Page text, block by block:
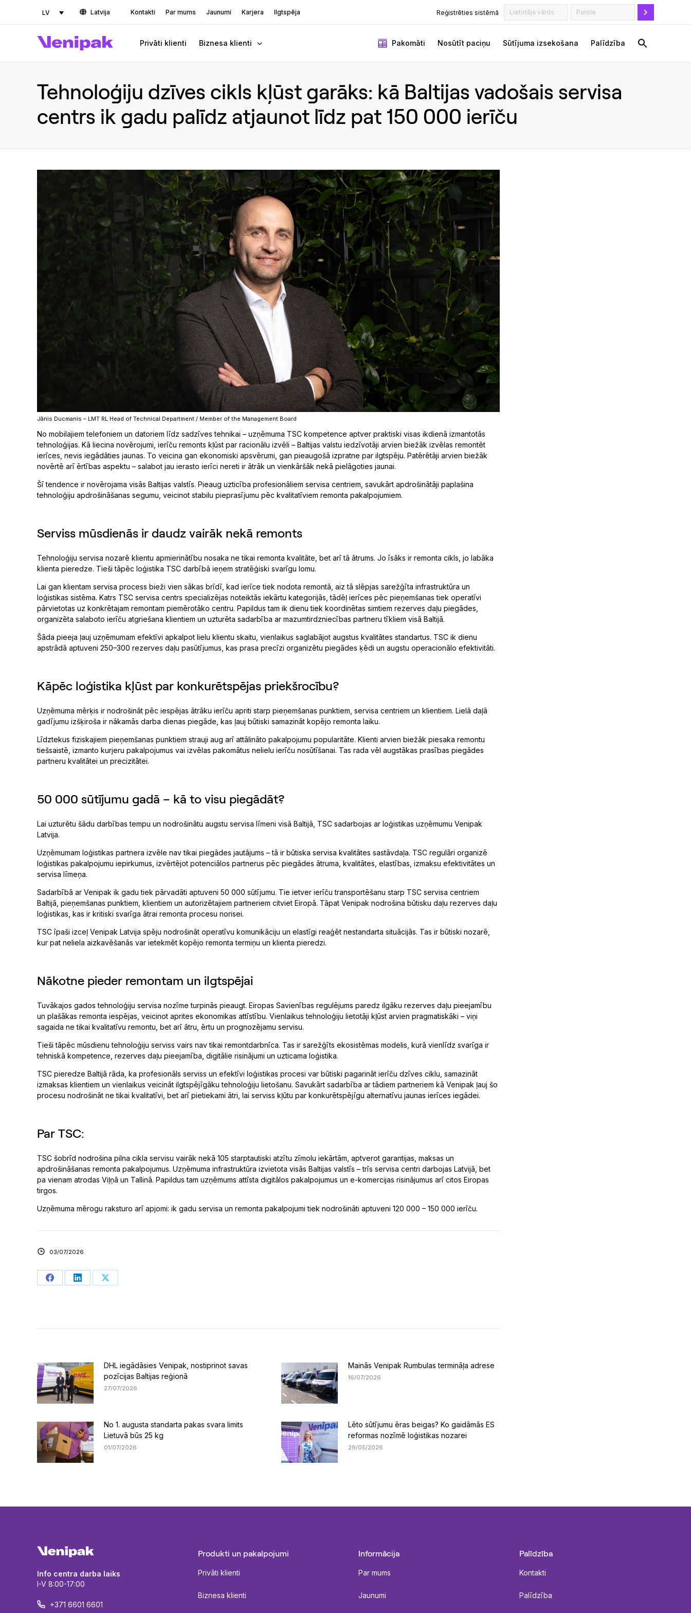
LV Latvija Kontakti Par mums Jaunumi Karjera Ilgtspēja Reģistrēties sistēmā
Privāti klienti Biznesa klienti Pakomāti Nosūtīt paciņu Sūtījuma izsekošana Palīdzība
Tehnoloģiju dzīves cikls kļūst garāks: kā Baltijas vadošais servisa
centrs ik gadu palīdz atjaunot līdz pat 150 000 ierīču
Jānis Ducmanis – LMT RL Head of Technical Department / Member of the Management Board
No mobilajiem telefoniem un datoriem līdz sadzīves tehnikai – uzņēmuma TSC kompetence aptver praktiski visas ikdienā izmantotās
tehnoloģijas. Kā liecina novērojumi, ierīču remonts kļūst par racionālu izvēli – Baltijas valstu iedzīvotāji arvien biežāk izvēlas remontēt
ierīces, nevis iegādāties jaunas. To veicina gan ekonomiski apsvērumi, gan pieaugošā izpratne par ilgtspēju. Patērētāji arvien biežāk
novērtē arī ērtības aspektu – salabot jau ierasto ierīci nereti ir ātrāk un vienkāršāk nekā pielāgoties jaunai.
Šī tendence ir novērojama visās Baltijas valstīs. Pieaug uzticība profesionāliem servisa centriem, savukārt apdrošinātāji paplašina
tehnoloģiju apdrošināšanas segumu, veicinot stabilu pieprasījumu pēc kvalitatīviem remonta pakalpojumiem.
Serviss mūsdienās ir daudz vairāk nekā remonts
Tehnoloģiju servisa nozarē klientu apmierinātību nosaka ne tikai remonta kvalitāte, bet arī tā ātrums. Jo īsāks ir remonta cikls, jo labāka
klienta pieredze. Tieši tāpēc loģistika TSC darbībā ieņem stratēģiski svarīgu lomu.
Lai gan klientam servisa process bieži vien sākas brīdī, kad ierīce tiek nodota remontā, aiz tā slēpjas sarežģīta infrastruktūra un
loģistikas sistēma. Katrs TSC servisa centrs specializējas noteiktās iekārtu kategorijās, tādēļ ierīces pēc pieņemšanas tiek operatīvi
pārvietotas uz konkrētajam remontam piemērotāko centru. Papildus tam ik dienu tiek koordinētas simtiem rezerves daļu piegādes,
organizēta salaboto ierīču atgriešana klientiem un uzturēta sadarbība ar mazumtirdzniecības partneru tīkliem visā Baltijā.
Šāda pieeja ļauj uzņēmumam efektīvi apkalpot lielu klientu skaitu, vienlaikus saglabājot augstus kvalitātes standartus. TSC ik dienu
apstrādā aptuveni 250–300 rezerves daļu pasūtījumus, kas prasa precīzi organizētu piegādes ķēdi un augstu operacionālo efektivitāti.
Kāpēc loģistika kļūst par konkurētspējas priekšrocību?
Uzņēmuma mērķis ir nodrošināt pēc iespējas ātrāku ierīču apriti starp pieņemšanas punktiem, servisa centriem un klientiem. Lielā daļā
gadījumu izšķiroša ir nākamās darba dienas piegāde, kas ļauj būtiski samazināt kopējo remonta laiku.
Līdztekus fiziskajiem pieņemšanas punktiem strauji aug arī attālināto pakalpojumu popularitāte. Klienti arvien biežāk piesaka remontu
tiešsaistē, izmanto kurjeru pakalpojumus vai izvēlas pakomātus nelielu ierīču nosūtīšanai. Tas rada vēl augstākas prasības piegādes
partneru kvalitātei un precizitātei.
50 000 sūtījumu gadā – kā to visu piegādāt?
Lai uzturētu šādu darbības tempu un nodrošinātu augstu servisa līmeni visā Baltijā, TSC sadarbojas ar loģistikas uzņēmumu Venipak
Latvija.
Uzņēmumam loģistikas partnera izvēle nav tikai piegādes jautājums – tā ir būtiska servisa kvalitātes sastāvdaļa. TSC regulāri organizē
loģistikas pakalpojumu iepirkumus, izvērtējot potenciālos partnerus pēc piegādes ātruma, kvalitātes, elastības, izmaksu efektivitātes un
servisa līmeņa.
Sadarbībā ar Venipak ik gadu tiek pārvadāti aptuveni 50 000 sūtījumu. Tie ietver ierīču transportēšanu starp TSC servisa centriem
Baltijā, pieņemšanas punktiem, klientiem un autorizētajiem partneriem citviet Eiropā. Tāpat Venipak nodrošina būtisku daļu rezerves daļu
loģistikas, kas ir kritiski svarīga ātrai remonta procesu norisei.
TSC īpaši izceļ Venipak Latvija spēju nodrošināt operatīvu komunikāciju un elastīgi reaģēt nestandarta situācijās. Tas ir būtiski nozarē,
kur pat neliela aizkavēšanās var ietekmēt kopējo remonta termiņu un klienta pieredzi.
Nākotne pieder remontam un ilgtspējai
Tuvākajos gados tehnoloģiju servisa nozīme turpinās pieaugt. Eiropas Savienības regulējums paredz ilgāku rezerves daļu pieejamību
un plašākas remonta iespējas, veicinot aprites ekonomikas attīstību. Vienlaikus tehnoloģiju lietotāji kļūst arvien pragmatiskāki – viņi
sagaida ne tikai kvalitatīvu remontu, bet arī ātru, ērtu un prognozējamu servisu.
Tieši tāpēc mūsdienu tehnoloģiju serviss vairs nav tikai remontdarbnīca. Tas ir sarežģīts ekosistēmas modelis, kurā vienlīdz svarīga ir
tehniskā kompetence, rezerves daļu pieejamība, digitālie risinājumi un uzticama loģistika.
TSC pieredze Baltijā rāda, ka profesionāls serviss un efektīvi loģistikas procesi var būtiski pagarināt ierīču dzīves ciklu, samazināt
izmaksas klientiem un vienlaikus veicināt ilgtspējīgāku tehnoloģiju lietošanu. Savukārt sadarbība ar tādiem partneriem kā Venipak ļauj šo
procesu nodrošināt ne tikai kvalitatīvi, bet arī pietiekami ātri, lai serviss kļūtu par konkurētspējīgu alternatīvu jaunas ierīces iegādei.
Par TSC:
TSC šobrīd nodrošina pilna cikla servisu vairāk nekā 105 starptautiski atzītu zīmolu iekārtām, aptverot garantijas, maksas un
apdrošināšanas remonta pakalpojumus. Uzņēmuma infrastruktūra izvietota visās Baltijas valstīs – trīs servisa centri darbojas Latvijā, bet
pa vienam atrodas Viļņā un Tallinā. Papildus tam uzņēmums attīsta digitālos pakalpojumus un e-komercijas risinājumus arī citos Eiropas
tirgos.
Uzņēmuma mērogu raksturo arī apjomi: ik gadu servisa un remonta pakalpojumi tiek nodrošināti aptuveni 120 000 – 150 000 ierīču.
03/07/2026
Share Share Share
DHL iegādāsies Venipak, nostiprinot savas
pozīcijas Baltijas reģionā
27/07/2026
Mainās Venipak Rumbulas termināļa adrese
16/07/2026
No 1. augusta standarta pakas svara limits
Lietuvā būs 25 kg
01/07/2026
Lēto sūtījumu ēras beigas? Ko gaidāmās ES
reformas nozīmē loģistikas nozarei
29/05/2026
Info centra darba laiks
I-V 8:00-17:00
+371 6601 6601
Produkti un pakalpojumi
Privāti klienti
Biznesa klienti
Informācija
Par mums
Jaunumi
Palīdzība
Kontakti
Palīdzība